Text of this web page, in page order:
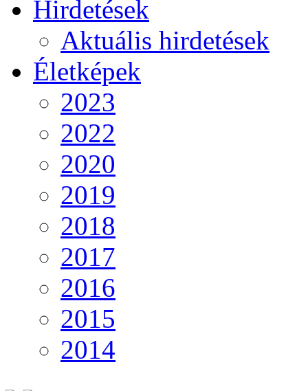
Hirdetések
Aktuális hirdetések
Életképek
2023
2022
2020
2019
2018
2017
2016
2015
2014